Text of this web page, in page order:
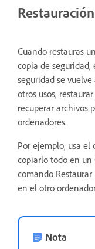
Cuando restauras
copia de
seguridad se
otros usos,
recuperar archivos
ordenadores.
Por ejemplo, usa el
copiarlo todo en un
comando
en el otro
Nota